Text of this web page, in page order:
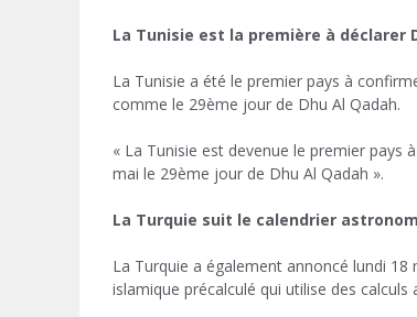
La Tunisie est la première à déclarer
La Tunisie a été le premier pays à
comme le 29ème jour de Dhu Al Qadah.
« La Tunisie est devenue le premier
mai le 29ème jour de Dhu Al Qadah ».
La Turquie suit le calendrier
La Turquie a également annoncé lundi
islamique précalculé qui utilise des